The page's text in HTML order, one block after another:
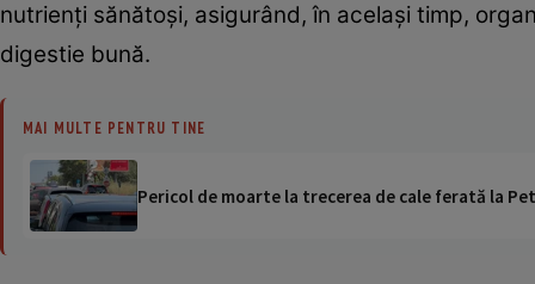
nutrienţi sănătoşi, asigurând, în acelaşi timp,
digestie bună.
MAI MULTE PENTRU TINE
Pericol de moarte la trecerea de cale ferată la